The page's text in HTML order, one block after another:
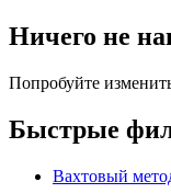
Ничего не
Попробуйте
Быстрые
Вахтовый